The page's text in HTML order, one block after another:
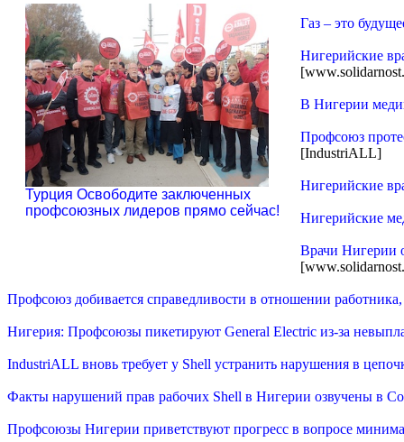
Турция Освободите заключенных
профсоюзных лидеров прямо сейчас!
Газ – это
Нигерийские
В Нигерии
Профсоюз
[IndustriALL]
Нигерийские
Нигерийские
Врачи Нигерии
Профсоюз добивается справедливости в отношении
Нигерия: Профсоюзы пикетируют General Electric из-за
IndustriALL вновь требует у Shell устранить нарушения в
Факты нарушений прав рабочих Shell в Нигерии озвучены в
Профсоюзы Нигерии приветствуют прогресс в вопросе